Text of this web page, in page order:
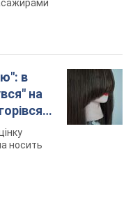
носить